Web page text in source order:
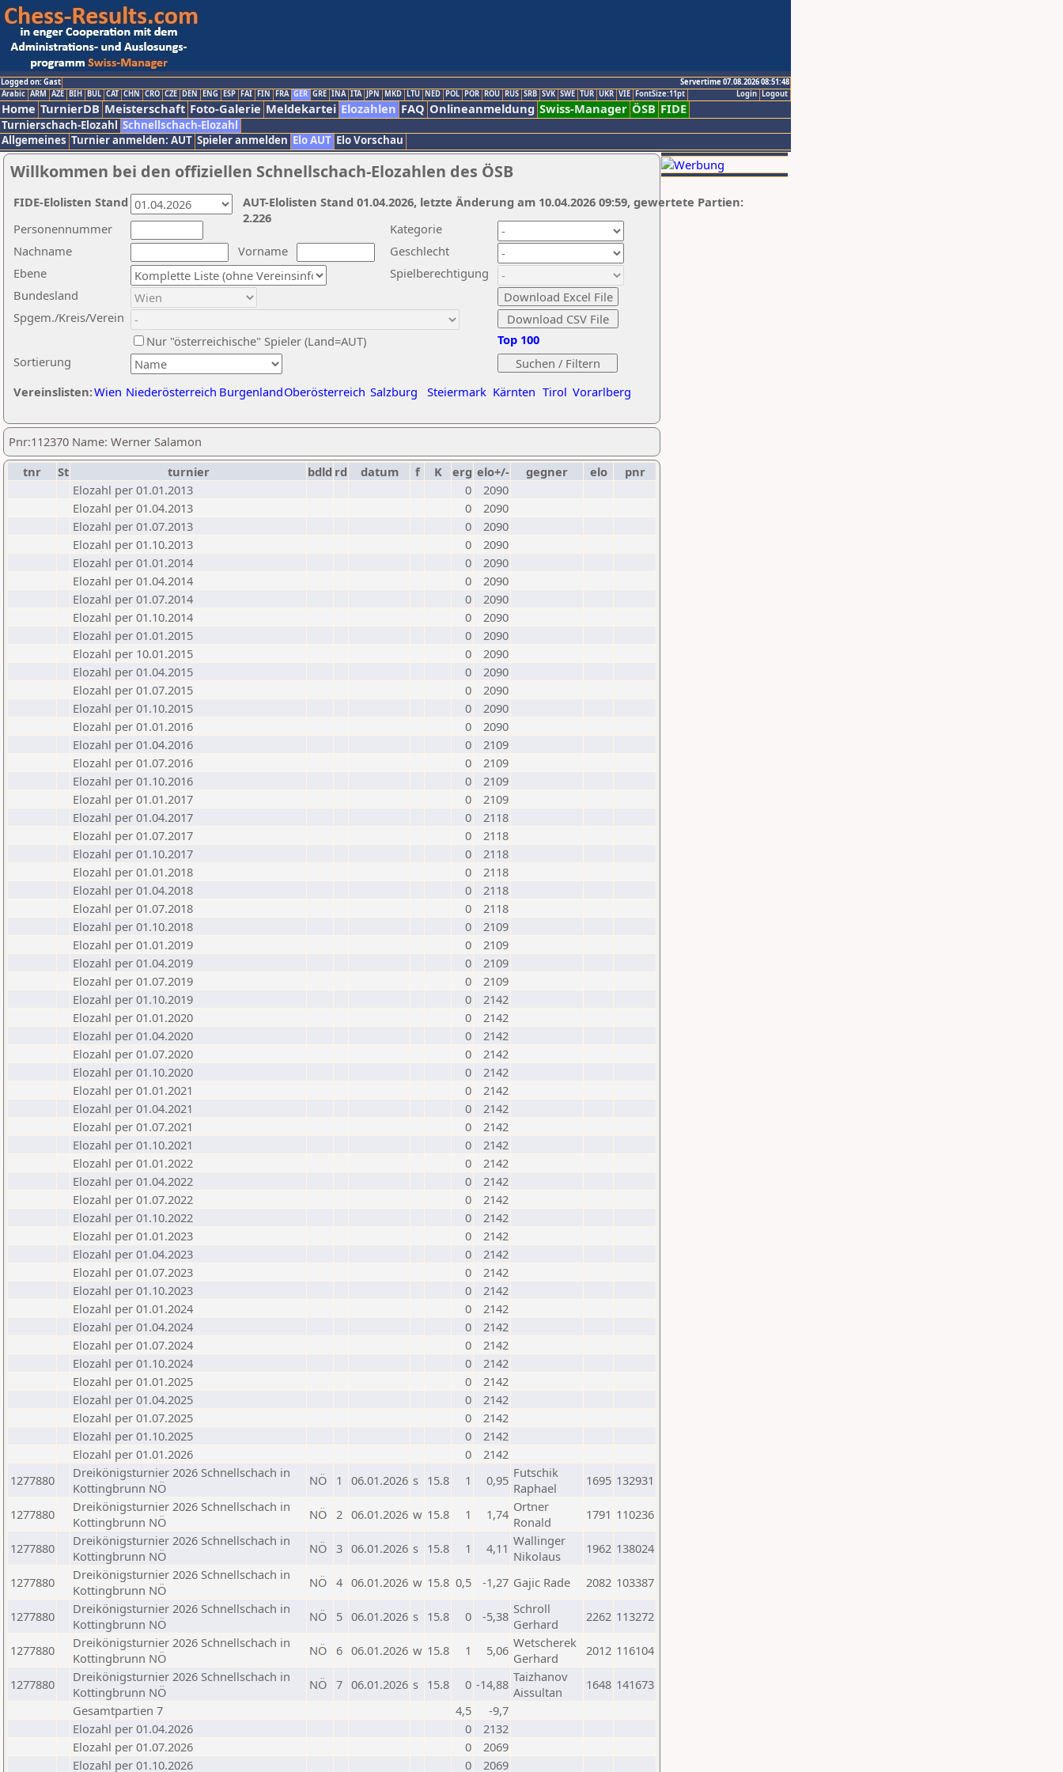
Logged on: Gast
Servertime 07.08.2026 08:51:48
Logout
Login
Arabic ARM AZE BIH BUL CAT CHN CRO CZE DEN ENG ESP FAI FIN FRA GER GRE INA ITA JPN MKD LTU NED POL POR ROU RUS SRB SVK SWE TUR UKR VIE FontSize:11pt
Home TurnierDB Meisterschaft Foto-Galerie Meldekartei Elozahlen FAQ Onlineanmeldung Swiss-Manager ÖSB FIDE
Turnierschach-Elozahl Schnellschach-Elozahl
Allgemeines Turnier anmelden: AUT Spieler anmelden Elo AUT Elo Vorschau
Willkommen bei den offiziellen Schnellschach-Elozahlen des ÖSB
Nachname
Vorname
Ebene
Kategorie
Sortierung
Personennummer
Bundesland
Spgem./Kreis/Verein
Geschlecht
Nur "österreichische" Spieler (Land=AUT)
Spielberechtigung
Vereinslisten:Wien Niederösterreich BurgenlandOberösterreich Salzburg Steiermark Kärnten Tirol Vorarlberg
Top 100
AUT-Elolisten Stand 01.04.2026, letzte Änderung am 10.04.2026 09:59, gewertete Partien:
2.226
FIDE-Elolisten Stand
Pnr:112370 Name: Werner Salamon
tnr
St turnier bdld rd datum f K erg elo+/- gegner elo
pnr
Elozahl per 01.01.2013
0
2090
Elozahl per 01.04.2013
0
2090
Elozahl per 01.07.2013
0
2090
Elozahl per 01.10.2013
0
2090
Elozahl per 01.01.2014
0
2090
Elozahl per 01.04.2014
0
2090
Elozahl per 01.07.2014
0
2090
Elozahl per 01.10.2014
0
2090
Elozahl per 01.01.2015
0
2090
Elozahl per 10.01.2015
0
2090
Elozahl per 01.04.2015
0
2090
Elozahl per 01.07.2015
0
2090
Elozahl per 01.10.2015
0
2090
Elozahl per 01.01.2016
0
2090
Elozahl per 01.04.2016
0
2109
Elozahl per 01.07.2016
0
2109
Elozahl per 01.10.2016
0
2109
Elozahl per 01.01.2017
0
2109
Elozahl per 01.04.2017
0
2118
Elozahl per 01.07.2017
0
2118
Elozahl per 01.10.2017
0
2118
Elozahl per 01.01.2018
0
2118
Elozahl per 01.04.2018
0
2118
Elozahl per 01.07.2018
0
2118
Elozahl per 01.10.2018
0
2109
Elozahl per 01.01.2019
0
2109
Elozahl per 01.04.2019
0
2109
Elozahl per 01.07.2019
0
2109
Elozahl per 01.10.2019
0
2142
Elozahl per 01.01.2020
0
2142
Elozahl per 01.04.2020
0
2142
Elozahl per 01.07.2020
0
2142
Elozahl per 01.10.2020
0
2142
Elozahl per 01.01.2021
0
2142
Elozahl per 01.04.2021
0
2142
Elozahl per 01.07.2021
0
2142
Elozahl per 01.10.2021
0
2142
Elozahl per 01.01.2022
0
2142
Elozahl per 01.04.2022
0
2142
Elozahl per 01.07.2022
0
2142
Elozahl per 01.10.2022
0
2142
Elozahl per 01.01.2023
0
2142
Elozahl per 01.04.2023
0
2142
Elozahl per 01.07.2023
0
2142
Elozahl per 01.10.2023
0
2142
Elozahl per 01.01.2024
0
2142
Elozahl per 01.04.2024
0
2142
Elozahl per 01.07.2024
0
2142
Elozahl per 01.10.2024
0
2142
Elozahl per 01.01.2025
0
2142
Elozahl per 01.04.2025
0
2142
Elozahl per 01.07.2025
0
2142
Elozahl per 01.10.2025
0
2142
Elozahl per 01.01.2026
0
2142
1277880
Dreikönigsturnier 2026 Schnellschach in
Kottingbrunn NÖ
NÖ 1 06.01.2026 s 15.8 1 0,95 Futschik
Raphael
1695 132931
1277880
Dreikönigsturnier 2026 Schnellschach in
Kottingbrunn NÖ
NÖ 2 06.01.2026 w 15.8 1 1,74 Ortner
Ronald
1791 110236
1277880
Dreikönigsturnier 2026 Schnellschach in
Kottingbrunn NÖ
NÖ 3 06.01.2026 s 15.8 1 4,11 Wallinger
Nikolaus
1962 138024
1277880
Dreikönigsturnier 2026 Schnellschach in
Kottingbrunn NÖ
NÖ 4 06.01.2026 w 15.8 0,5 -1,27 Gajic Rade 2082 103387
1277880
Dreikönigsturnier 2026 Schnellschach in
Kottingbrunn NÖ
NÖ 5 06.01.2026 s 15.8 0 -5,38 Schroll
Gerhard
2262 113272
1277880
Dreikönigsturnier 2026 Schnellschach in
Kottingbrunn NÖ
NÖ 6 06.01.2026 w 15.8 1 5,06 Wetscherek
Gerhard
2012 116104
1277880
Dreikönigsturnier 2026 Schnellschach in
Kottingbrunn NÖ
NÖ 7 06.01.2026 s 15.8 0 -14,88 Taizhanov
Aissultan
1648 141673
Gesamtpartien 7
4,5
-9,7
Elozahl per 01.04.2026
0
2132
Elozahl per 01.07.2026
0
2069
Elozahl per 01.10.2026
0 2069